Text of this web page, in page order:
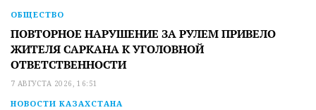
ОБЩЕСТВО
ПОВТОРНОЕ НАРУШЕНИЕ ЗА РУЛЕМ ПРИВЕЛО
ЖИТЕЛЯ САРКАНА К УГОЛОВНОЙ
ОТВЕТСТВЕННОСТИ
7 АВГУСТА 2026, 16:51
НОВОСТИ КАЗАХСТАНА